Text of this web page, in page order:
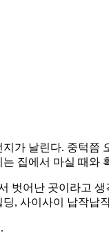
가 날린다. 중턱쯤
집에서 마실 때와
벗어난 곳이라고
, 사이사이 납작납